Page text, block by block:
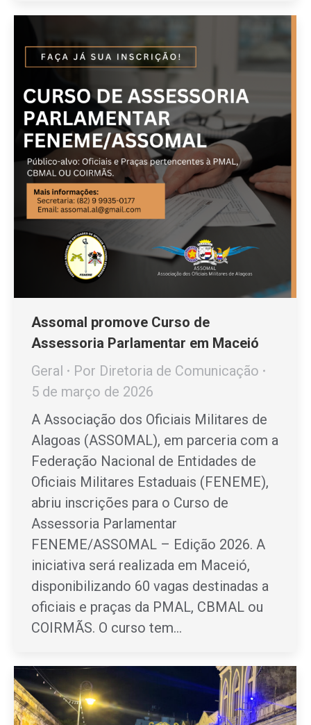
Assomal promove Curso de
Assessoria Parlamentar em Maceió
Geral
Por Diretoria de Comunicação
5 de março de 2026
A Associação dos Oficiais Militares de
Alagoas (ASSOMAL), em parceria com a
Federação Nacional de Entidades de
Oficiais Militares Estaduais (FENEME),
abriu inscrições para o Curso de
Assessoria Parlamentar
FENEME/ASSOMAL – Edição 2026. A
iniciativa será realizada em Maceió,
disponibilizando 60 vagas destinadas a
oficiais e praças da PMAL, CBMAL ou
COIRMÃS. O curso tem…